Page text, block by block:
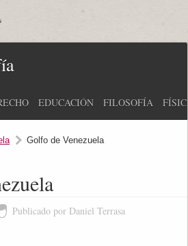
EDUCACIÓN FILOSOFÍA
Golfo de Venezuela
Publicado por Daniel Terrasa